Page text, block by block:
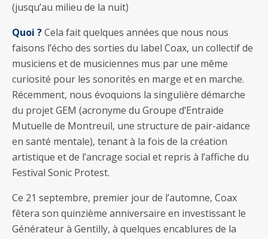
(jusqu’au milieu de la nuit)
Quoi ?Cela fait quelques années que nous nous
faisons l’écho des sorties du label Coax, un collectif de
musiciens et de musiciennes mus par une même
curiosité pour les sonorités en marge et en marche.
Récemment, nous évoquions la singulière démarche
du projet GEM (acronyme du Groupe d’Entraide
Mutuelle de Montreuil, une structure de pair-aidance
en santé mentale), tenant à la fois de la création
artistique et de l’ancrage social et repris à l’affiche du
Festival Sonic Protest.
Ce 21 septembre, premier jour de l’automne, Coax
fêtera son quinzième anniversaire en investissant le
Générateur à Gentilly, à quelques encablures de la